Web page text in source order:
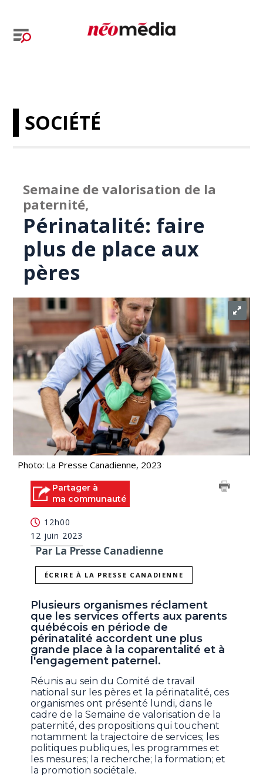
SOCIÉTÉ
Semaine de valorisation de la
paternité,
Périnatalité: faire
plus de place aux
pères
Photo: La Presse Canadienne, 2023
Partager à
ma communauté
12h00
12 juin 2023
Par La Presse Canadienne
ÉCRIRE À LA PRESSE CANADIENNE
Plusieurs organismes réclament
que les services offerts aux parents
québécois en période de
périnatalité accordent une plus
grande place à la coparentalité et à
l'engagement paternel.
Réunis au sein du Comité de travail
national sur les pères et la périnatalité, ces
organismes ont présenté lundi, dans le
cadre de la Semaine de valorisation de la
paternité, des propositions qui touchent
notamment la trajectoire de services; les
politiques publiques, les programmes et
les mesures; la recherche; la formation; et
la promotion sociétale.